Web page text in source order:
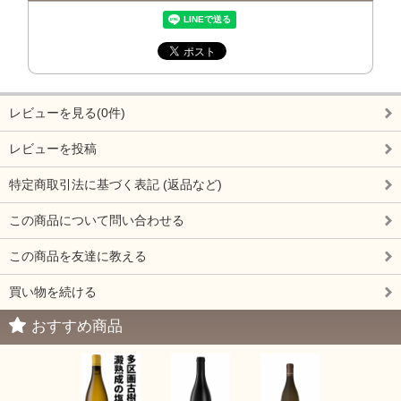
レビューを見る(0件)
レビューを投稿
特定商取引法に基づく表記 (返品など)
この商品について問い合わせる
この商品を友達に教える
買い物を続ける
おすすめ商品